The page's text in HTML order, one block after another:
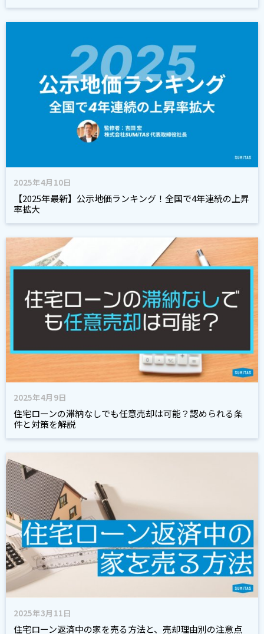
2025年4月10日
【2025年最新】公示地価ランキング！全国で4年連続の上昇
率拡大
2025年4月9日
住宅ローンの滞納なしでも任意売却は可能？認められる条
件と対策を解説
2025年3月11日
住宅ローン返済中の家を売る方法と、売却理由別の注意点